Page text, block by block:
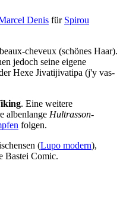
Denis für Spirou
cheveux (schönes Haar).
jedoch seine eigene
Hexe Jivatijivatipa (j'y vas-
. Eine weitere
albenlange Hultrasson-
folgen.
(Lupo modern),
Bastei Comic.